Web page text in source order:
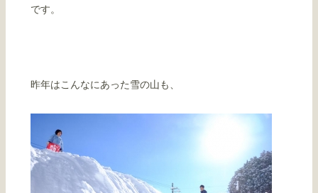
です。
昨年はこんなにあった雪の山も、